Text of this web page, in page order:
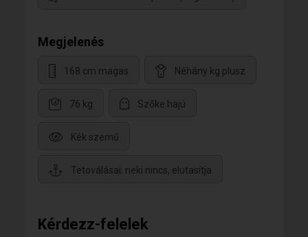
Megjelenés
168 cm magas Néhány kg plusz
76 kg Szőke hajú
Kék szemű
Tetoválásai: neki nincs, elutasítja
Kérdezz-felelek